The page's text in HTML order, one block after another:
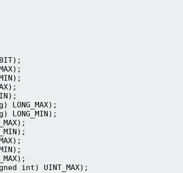
LONG_MAX);
LONG_MIN);
int) UINT_MAX);